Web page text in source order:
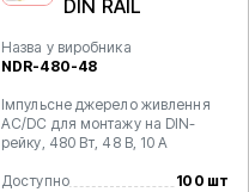
DIN RAIL
Назва у виробника
NDR-480-48
Імпульсне джерело живлення
AC/DC для монтажу на DIN-
рейку, 480 Вт, 48 В, 10 А
Доступно
100 шт